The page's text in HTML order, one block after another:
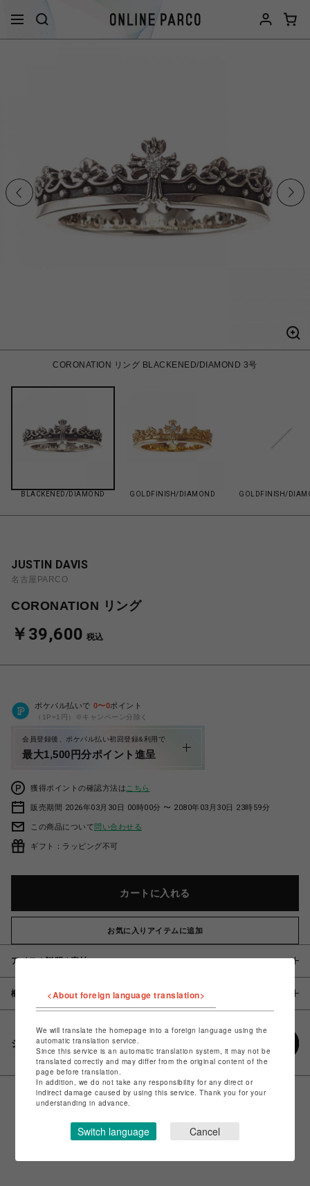
CORONATION リング BLACKENED/DIAMOND 3号
BLACKENED/DIAMOND GOLDFINISH/DIAMOND GOLDFINISH/
JUSTIN DAVIS
名古屋PARCO
CORONATION リング
￥39,600 税込
ポケパル払いで 0〜0ポイント
（1P=1円）※キャンペーン分除く
会員登録後、ポケパル払い初回登録&利用で
最大1,500円分ポイント進呈
獲得ポイントの確認方法は こちら
販売期間 2026年03月30日 00時00分 〜 2080年03月30日 23時59分
この商品について問い合わせる
ギフト：ラッピング不可
カートに入れる
お気に入りアイテムに追加
アイテム説明 / 素材
概要
シェアする
<About foreign language translation>
We will translate the homepage into a foreign language using the
automatic translation service.
Since this service is an automatic translation system, it may not be
translated correctly and may differ from the original content of the
page before translation.
In addition, we do not take any responsibility for any direct or
indirect damage caused by using this service. Thank you for your
understanding in advance.
Switch language Cancel